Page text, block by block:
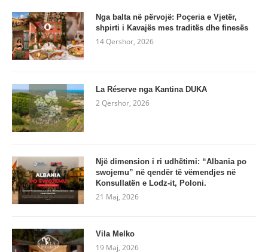
Nga balta në përvojë: Poçeria e Vjetër,
shpirti i Kavajës mes traditës dhe finesës
14 Qershor, 2026
La Réserve nga Kantina DUKA
2 Qershor, 2026
Një dimension i ri udhëtimi: “Albania po
swojemu” në qendër të vëmendjes në
Konsullatën e Lodz-it, Poloni.
21 Maj, 2026
Vila Melko
19 Maj, 2026